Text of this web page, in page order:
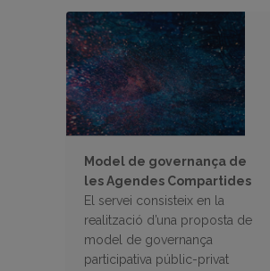
Model de governança de
les Agendes Compartides
El servei consisteix en la
realització d’una proposta de
model de governança
participativa públic-privat